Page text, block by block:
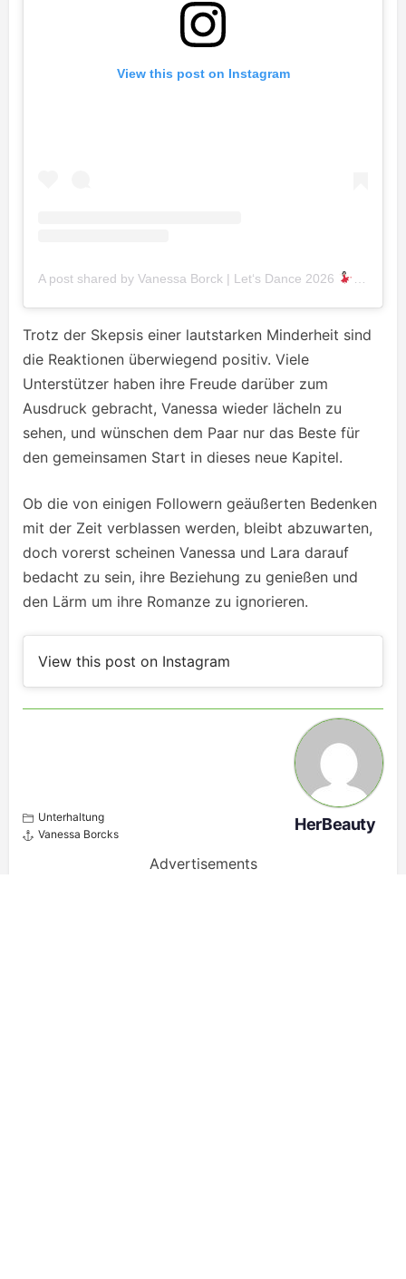
View this post on Instagram
A post shared by Vanessa Borck | Let‘s Dance 2026
Trotz der Skepsis einer lautstarken Minderheit sind
die Reaktionen überwiegend positiv. Viele
Unterstützer haben ihre Freude darüber zum
Ausdruck gebracht, Vanessa wieder lächeln zu
sehen, und wünschen dem Paar nur das Beste für
den gemeinsamen Start in dieses neue Kapitel.
Ob die von einigen Followern geäußerten Bedenken
mit der Zeit verblassen werden, bleibt abzuwarten,
doch vorerst scheinen Vanessa und Lara darauf
bedacht zu sein, ihre Beziehung zu genießen und
den Lärm um ihre Romanze zu ignorieren.
View this post on Instagram
Unterhaltung
Vanessa Borcks
HerBeauty
Advertisements